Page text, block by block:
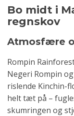
Bo midt i
regnskov
Atmosfære
Rompin
Negeri Rompin
rislende Kinchin-
helt tæt på –
skumringen og